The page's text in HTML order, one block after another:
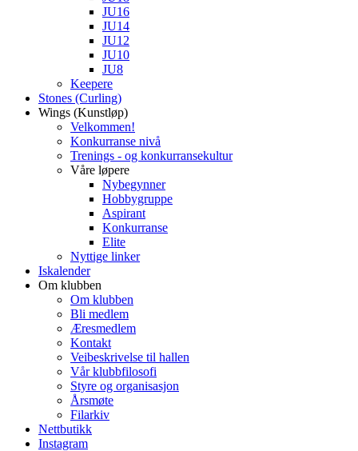
JU16
JU14
JU12
JU10
JU8
Keepere
Stones (Curling)
Wings (Kunstløp)
Velkommen!
Konkurranse nivå
Trenings - og konkurransekultur
Våre løpere
Nybegynner
Hobbygruppe
Aspirant
Konkurranse
Elite
Nyttige linker
Iskalender
Om klubben
Om klubben
Bli medlem
Æresmedlem
Kontakt
Veibeskrivelse til hallen
Vår klubbfilosofi
Styre og organisasjon
Årsmøte
Filarkiv
Nettbutikk
Instagram